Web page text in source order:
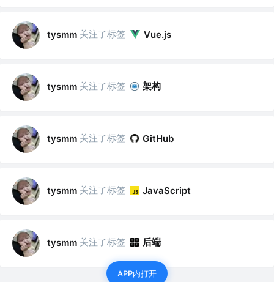
tysmm 关注了标签 Vue.js
tysmm 关注了标签 架构
tysmm 关注了标签 GitHub
tysmm 关注了标签 JavaScript
tysmm 关注了标签 后端
APP内打开